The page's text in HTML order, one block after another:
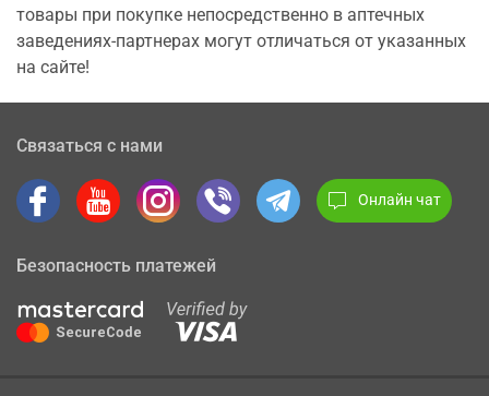
товары при покупке непосредственно в аптечных
заведениях-партнерах могут отличаться от указанных
на сайте!
Связаться с нами
Онлайн чат
Безопасность платежей